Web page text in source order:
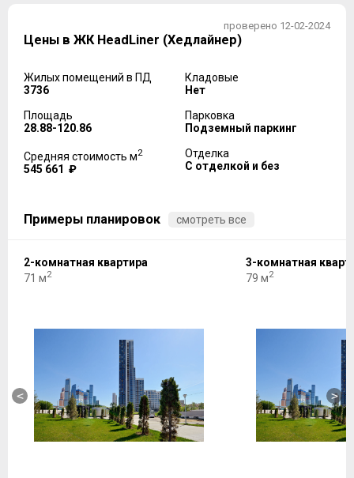
проверено 12-02-2024
Цены в ЖК HeadLiner (Хедлайнер)
Жилых помещений в ПД
3736
Площадь
28.88-120.86
Средняя стоимость м2
545 661 ₽
Кладовые
Нет
Парковка
Подземный паркинг
Отделка
С отделкой и без
Примеры планировок смотреть все
<
2-комнатная квартира
71 м2
3-комнатная
79 м2
>